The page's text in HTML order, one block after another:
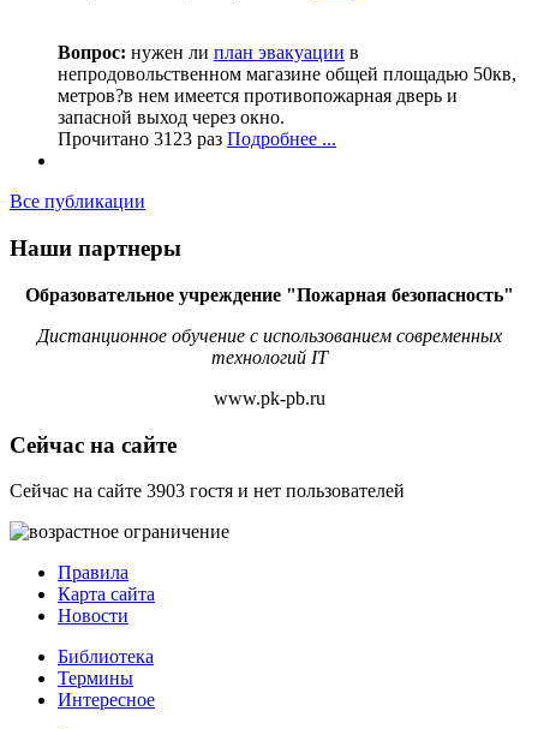
Вопрос: нужен ли план эвакуации в
непродовольственном магазине общей площадью 50кв,
метров?в нем имеется противопожарная дверь и
запасной выход через окно.
Прочитано 3123 раз Подробнее ...
Все публикации
Наши партнеры
Образовательное учреждение "Пожарная безопасность"
Дистанционное обучение с использованием современных
технологий IT
www.pk-pb.ru
Сейчас на сайте
Сейчас на сайте 3903 гостя и нет пользователей
Правила
Карта сайта
Новости
Библиотека
Термины
Интересное